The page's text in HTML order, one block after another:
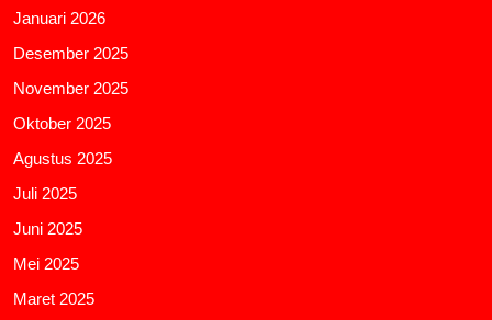
Januari 2026
Desember 2025
November 2025
Oktober 2025
Agustus 2025
Juli 2025
Juni 2025
Mei 2025
Maret 2025